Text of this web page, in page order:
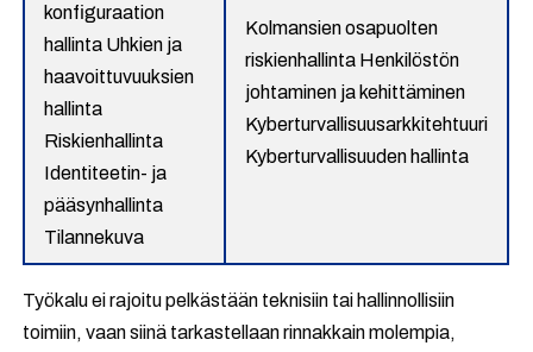
konfiguraation
hallinta Uhkien ja
haavoittuvuuksien
hallinta
Riskienhallinta
Identiteetin- ja
pääsynhallinta
Tilannekuva
Kolmansien osapuolten
riskienhallinta Henkilöstön
johtaminen ja kehittäminen
Kyberturvallisuusarkkitehtuuri
Kyberturvallisuuden hallinta
Työkalu ei rajoitu pelkästään teknisiin tai hallinnollisiin
toimiin, vaan siinä tarkastellaan rinnakkain molempia,